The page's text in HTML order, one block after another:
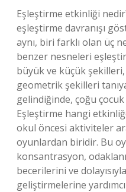
Eşleştirme etkinliği
eşleştirme davranışı
aynı, biri farklı olan üç
benzer nesneleri
büyük ve küçük şekilleri,
geometrik şekilleri
gelindiğinde, çoğu
Eşleştirme hangi
okul öncesi aktiviteler
oyunlardan biridir. Bu
konsantrasyon,
becerilerini ve
geliştirmelerine